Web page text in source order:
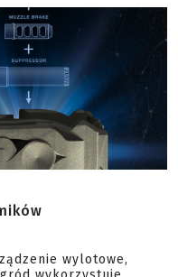
wylotowe,